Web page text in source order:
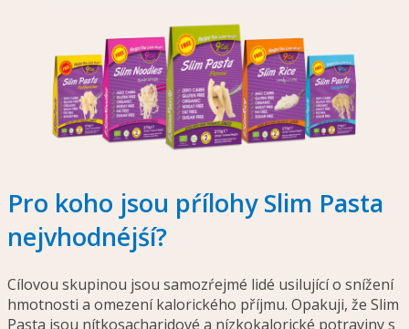
Pro koho jsou pŕílohy Slim Pasta
nejvhodnéjśí?
Cílovou skupinou jsou samozŕejmé lidé usilující o snížení
hmotnosti a omezení kalorického příjmu. Opakuji, že Slim
Pasta jsou nítkosacharidové a nízkokalorické potraviny s